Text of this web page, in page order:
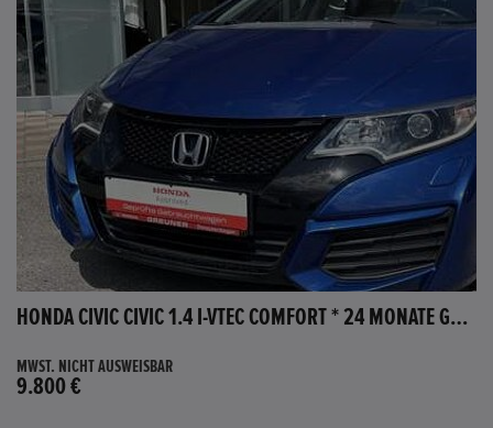
HONDA CIVIC CIVIC 1.4 I-VTEC COMFORT * 24 MONATE GARANTIE *
MWST. NICHT AUSWEISBAR
9.800 €